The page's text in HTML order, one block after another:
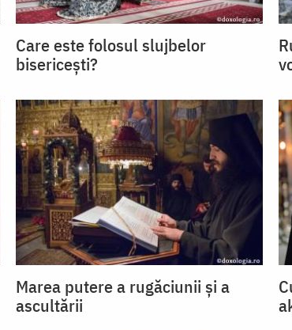
Care este folosul slujbelor
bisericești?
Marea putere a rugăciunii și a
ascultării